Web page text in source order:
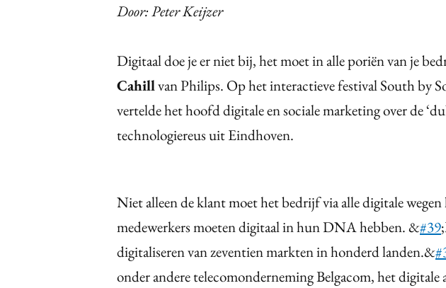
Door: Peter Keijzer
Digitaal doe je er niet bij, het moet in alle poriën van je
Cahillvan Philips. Op het interactieve festival South by
vertelde het hoofd digitale en sociale marketing over de
technologiereus uit Eindhoven.
Niet alleen de klant moet het bedrijf via alle digitale
medewerkers moeten digitaal in hun DNA hebben. &#39
digitaliseren van zeventien markten in honderd landen.&
onder andere telecomonderneming Belgacom, het digitale